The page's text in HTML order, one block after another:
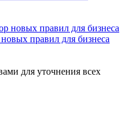
правил для бизнеса
для уточнения всех